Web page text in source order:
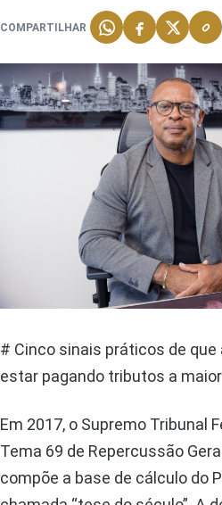
COMPARTILHAR
# Cinco sinais práticos de que
estar pagando tributos a maior
Em 2017, o Supremo Tribunal
Tema 69 de Repercussão
compõe a base de cálculo do